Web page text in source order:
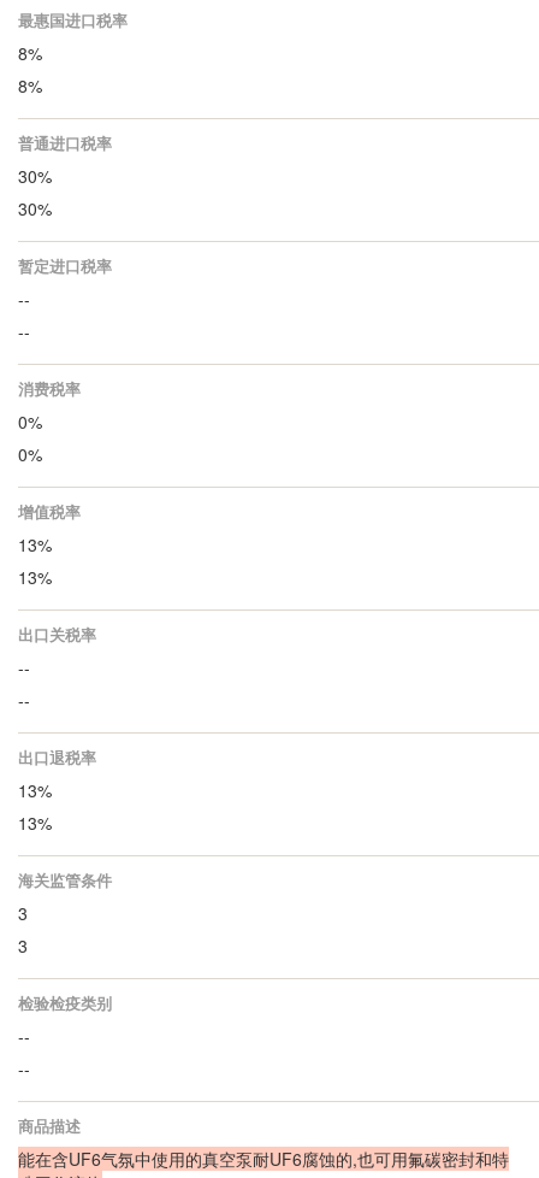
最惠国进口税率
8%
8%
普通进口税率
30%
30%
暂定进口税率
--
--
消费税率
0%
0%
增值税率
13%
13%
出口关税率
--
--
出口退税率
13%
13%
海关监管条件
3
3
检验检疫类别
--
--
商品描述
能在含UF6气氛中使用的真空泵耐UF6腐蚀的,也可用氟碳密封和特